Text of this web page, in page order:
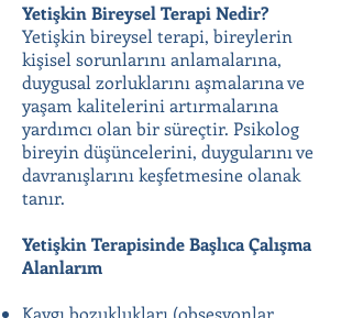
Yetişkin Bireysel Terapi Nedir?
Yetişkin bireysel terapi, bireylerin
kişisel sorunlarını anlamalarına,
duygusal zorluklarını aşmalarına ve
yaşam kalitelerini artırmalarına
yardımcı olan bir süreçtir. Psikolog
bireyin düşüncelerini, duygularını ve
davranışlarını keşfetmesine olanak
tanır.
Yetişkin Terapisinde Başlıca Çalışma
Alanlarım
Kaygı bozuklukları (obsesyonlar,